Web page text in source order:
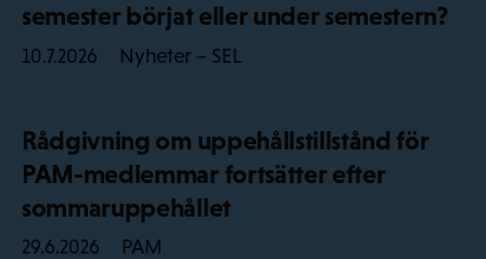
semester börjat eller under semestern?
10.7.2026 Nyheter – SEL
Rådgivning om uppehållstillstånd för
PAM-medlemmar fortsätter efter
sommaruppehållet
29.6.2026 PAM